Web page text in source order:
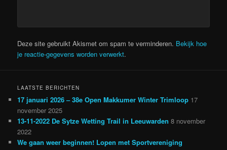
Deze site gebruikt Akismet om spam te verminderen. Bekijk hoe
je reactie-gegevens worden verwerkt.
LAATSTE BERICHTEN
17 januari 2026 – 38e Open Makkumer Winter Trimloop 17
november 2025
13-11-2022 De Sytze Wetting Trail in Leeuwarden 8 november
2022
We gaan weer beginnen! Lopen met Sportvereniging